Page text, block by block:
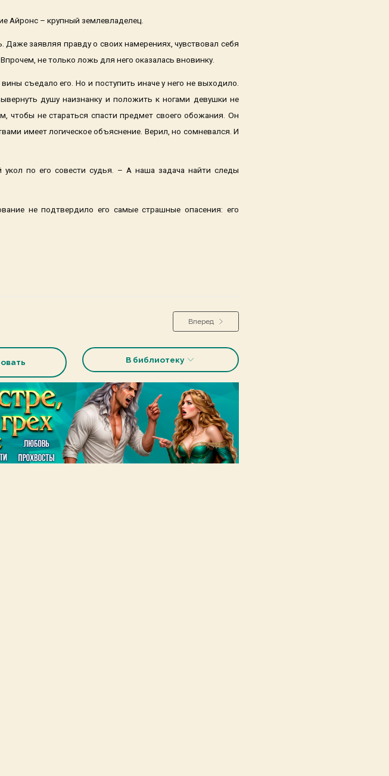
Айронс – крупный землевладелец.
заявляя правду о своих намерениях, чувствовал себя
не только ложь для него оказалась вновинку.
съедало его. Но и поступить иначе у него не выходило.
душу наизнанку и положить к ногами девушки не
чтобы не стараться спасти предмет своего обожания. Он
имеет логическое объяснение. Верил, но сомневался. И
по его совести судья. – А наша задача найти следы
не подтвердило его самые страшные опасения: его
Вперед
В библиотеку